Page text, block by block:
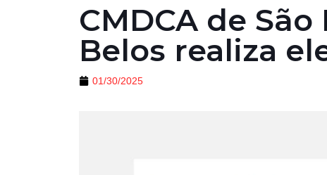
CMDCA de
Belos realiza
01/30/2025